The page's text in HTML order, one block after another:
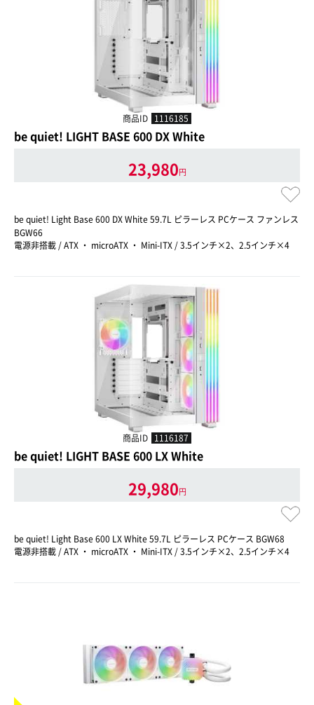
商品ID 1116185
be quiet! LIGHT BASE 600 DX White
23,980円
be quiet! Light Base 600 DX White 59.7L ピラーレス PCケース ファンレス
BGW66
電源非搭載 / ATX ・ microATX ・ Mini-ITX / 3.5インチ×2、2.5インチ×4
商品ID 1116187
be quiet! LIGHT BASE 600 LX White
29,980円
be quiet! Light Base 600 LX White 59.7L ピラーレス PCケース BGW68
電源非搭載 / ATX ・ microATX ・ Mini-ITX / 3.5インチ×2、2.5インチ×4